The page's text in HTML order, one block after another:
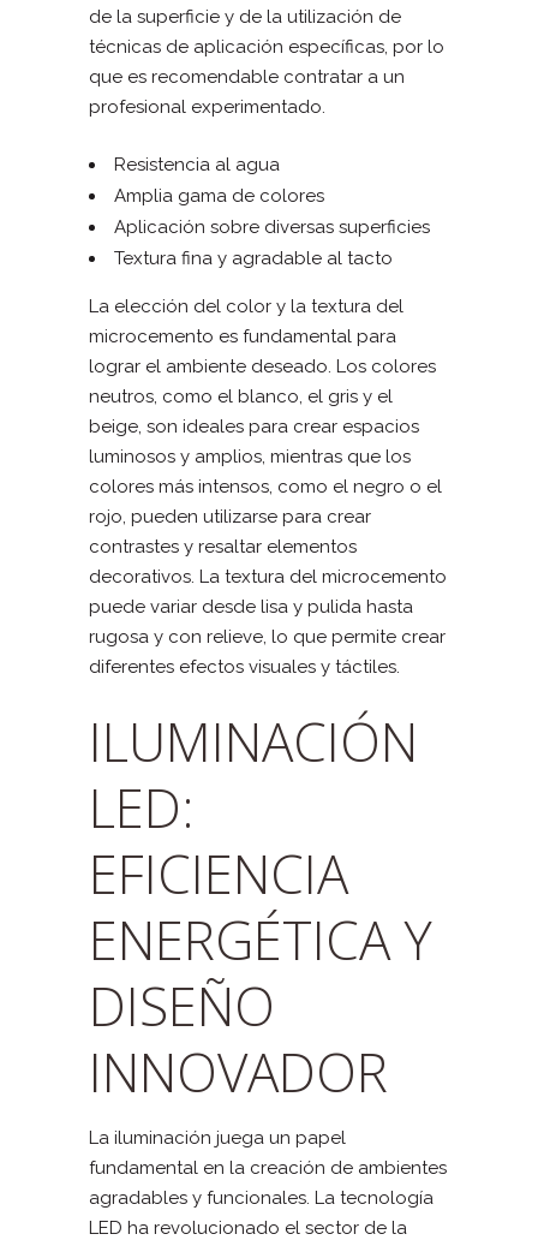
de la superficie y de la utilización de
técnicas de aplicación específicas, por lo
que es recomendable contratar a un
profesional experimentado.
Resistencia al agua
Amplia gama de colores
Aplicación sobre diversas superficies
Textura fina y agradable al tacto
La elección del color y la textura del
microcemento es fundamental para
lograr el ambiente deseado. Los colores
neutros, como el blanco, el gris y el
beige, son ideales para crear espacios
luminosos y amplios, mientras que los
colores más intensos, como el negro o el
rojo, pueden utilizarse para crear
contrastes y resaltar elementos
decorativos. La textura del microcemento
puede variar desde lisa y pulida hasta
rugosa y con relieve, lo que permite crear
diferentes efectos visuales y táctiles.
ILUMINACIÓN
LED:
EFICIENCIA
ENERGÉTICA Y
DISEÑO
INNOVADOR
La iluminación juega un papel
fundamental en la creación de ambientes
agradables y funcionales. La tecnología
LED ha revolucionado el sector de la